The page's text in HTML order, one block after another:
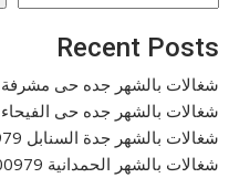
Recent Posts
شغالات بالشهر جده حى مشرفة 0577265649
شغالات بالشهر جده حى الفيحاء 0577265649
شغالات بالشهر جدة السنابل 0571400979
شغالات بالشهر الحمدانية 0571400979